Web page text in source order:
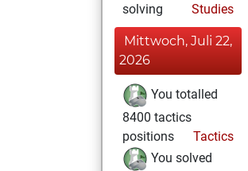
solving
Studies
Mittwoch, Juli 22,
2026
You totalled
8400 tactics
positions
Tactics
You solved